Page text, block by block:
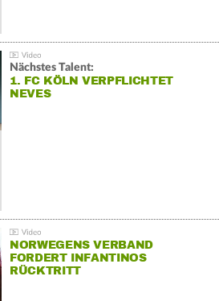
Nächstes Talent:
1. FC KÖLN VERPFLICHTET
NEVES
NORWEGENS VERBAND
FORDERT INFANTINOS
RÜCKTRITT